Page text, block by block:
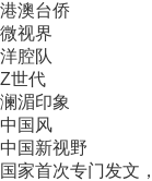
港澳台侨
微视界
洋腔队
Z世代
澜湄印象
中国风
中国新视野
国家首次专门发文